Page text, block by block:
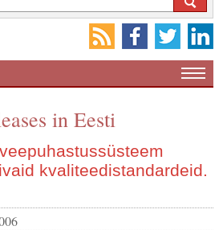
in Eesti
kvaliteedistandardeid.